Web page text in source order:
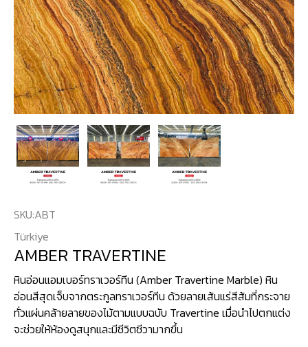
SKU:ABT
Türkiye
AMBER TRAVERTINE
หินอ่อนแอมเบอร์ทราเวอร์ทีน (Amber Travertine Marble) หิน
อ่อนสีสุดเจ็บจากตระกูลทราเวอร์ทีน ด้วยลายเส้นแร่สีส้มที่กระจาย
ทั่วแผ่นคล้ายลายของไม้ตามแบบฉบับ Travertine เมื่อนำไปตกแต่ง
จะช่วยให้ห้องดูสนุกและมีชีวิตชีวามากขึ้น